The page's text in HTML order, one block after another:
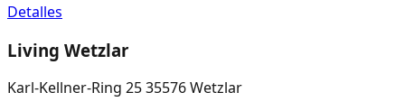
Detalles
Living Wetzlar
Karl-Kellner-Ring 25 35576 Wetzlar